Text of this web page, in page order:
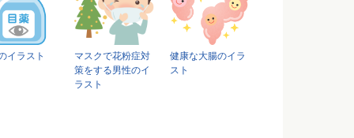
イラスト
マスクで花粉症対
策をする男性のイ
ラスト
健康な大腸のイラ
スト